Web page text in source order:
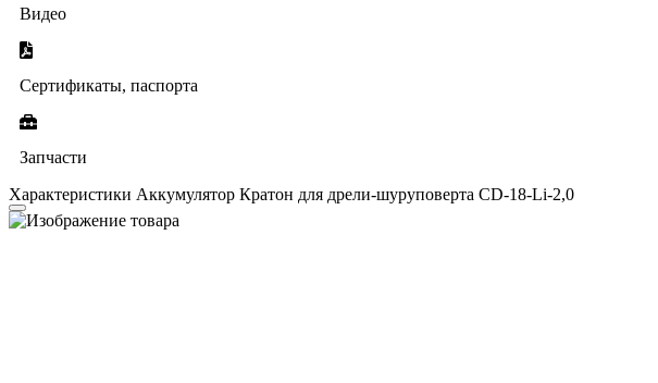
Видео
Сертификаты, паспорта
Запчасти
Характеристики Аккумулятор Кратон для дрели-шуруповерта CD-18-Li-2,0